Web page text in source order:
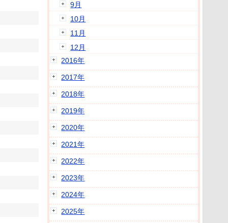
9月
10月
11月
12月
2016年
2017年
2018年
2019年
2020年
2021年
2022年
2023年
2024年
2025年